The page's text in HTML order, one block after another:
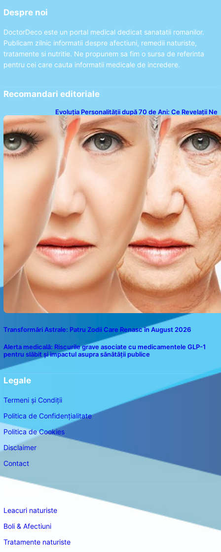
Despre noi
DoctorDeco este un portal medical dedicat sanatatii romanilor.
Publicam zilnic informatii despre afectiuni, remedii naturiste,
tratamente si nutritie. Ne propunem sa fim o sursa de referinta
pentru cei care cauta informatii medicale de incredere.
Recomandari editoriale
Evoluția Personalității după 70 de Ani: Ce Revelații Ne
Oferă Studiile Psihologice
Transformări Astrale: Patru Zodii Care Renasc în August 2026
Alerta medicală: Riscurile grave asociate cu medicamentele GLP-1
pentru slăbit și impactul asupra sănătății publice
Legale
Termeni și Condiții
Politica de Confidențialitate
Politica de Cookies
Disclaimer
Contact
Leacuri naturiste
Boli & Afectiuni
Tratamente naturiste